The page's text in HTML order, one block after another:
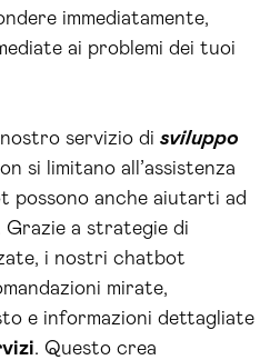
immediatamente,
ai problemi dei tuoi
servizio di sviluppo
si limitano all’assistenza
possono anche aiutarti ad
Grazie a strategie di
i nostri chatbot
mirate,
e informazioni dettagliate
. Questo crea